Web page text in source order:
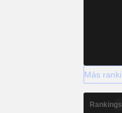
Más
Rankings